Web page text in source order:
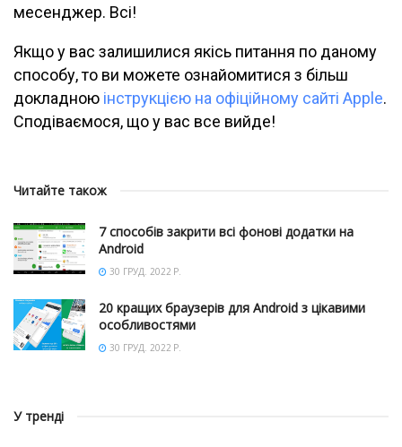
месенджер. Всі!
Якщо у вас залишилися якісь питання по даному
способу, то ви можете ознайомитися з більш
докладною інструкцією на офіційному сайті Apple.
Сподіваємося, що у вас все вийде!
Читайте також
7 способів закрити всі фонові додатки на
Android
30 ГРУД. 2022 Р.
20 кращих браузерів для Android з цікавими
особливостями
30 ГРУД. 2022 Р.
У тренді